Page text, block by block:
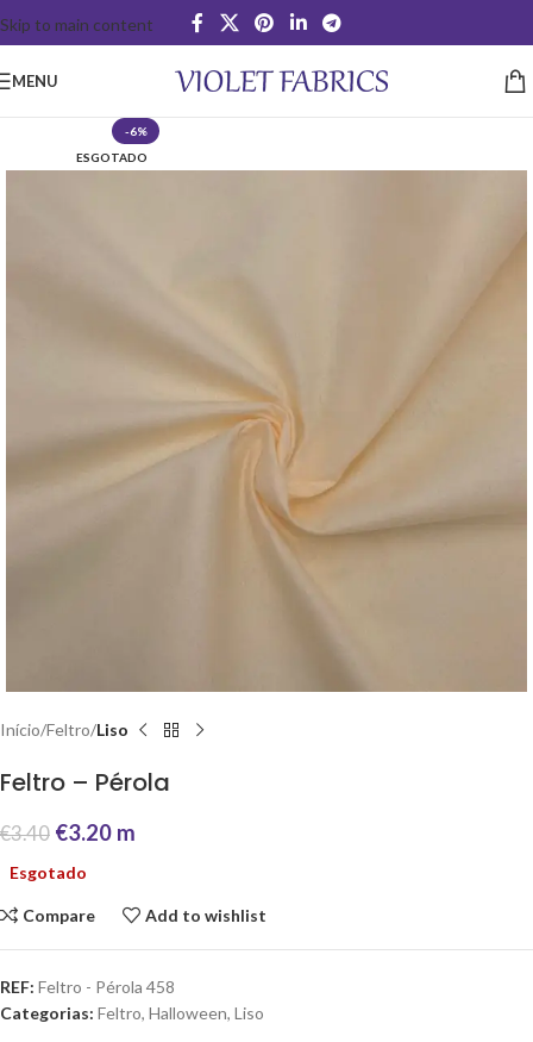
Skip to main content
MENU
-6%
ESGOTADO
Início Feltro Liso
Feltro – Pérola
€3.40 €3.20 m
Esgotado
Compare Add to wishlist
REF: Feltro - Pérola 458
Categorias: Feltro, Halloween, Liso